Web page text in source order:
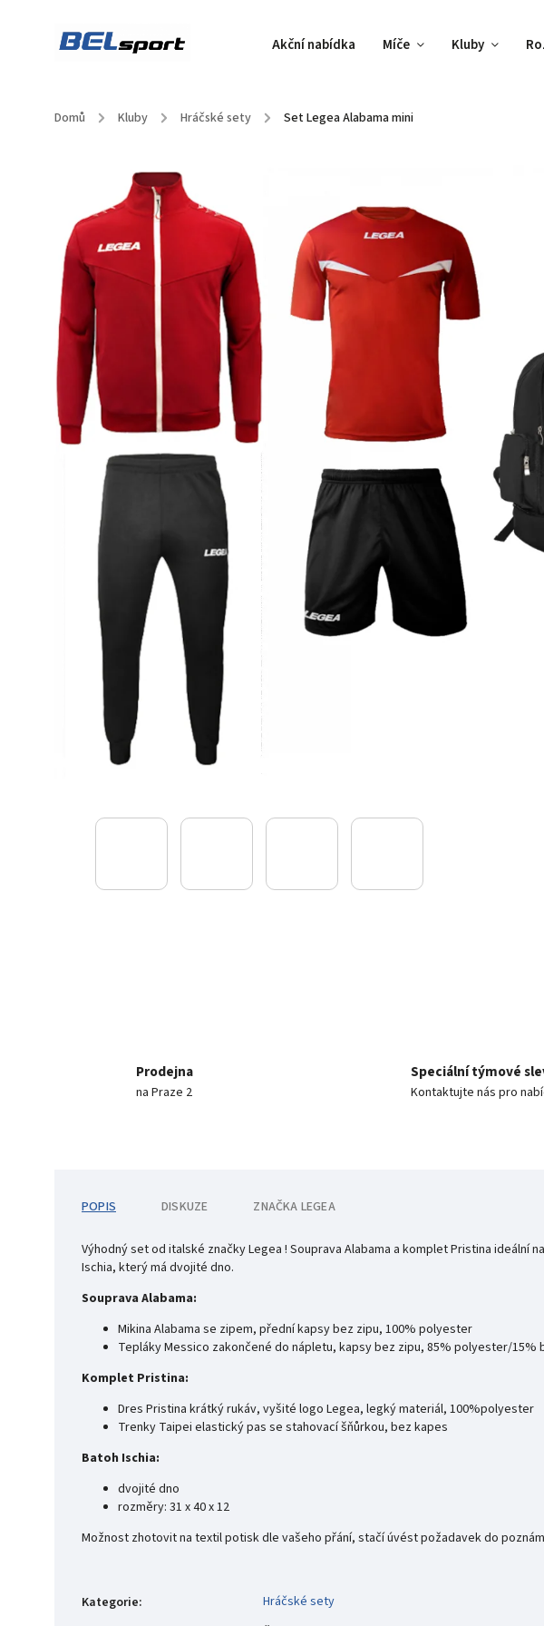
Akční nabídka Míče Kluby
Domů / Kluby / Hráčské sety / Set Legea Alabama mini
Prodejna
na Praze 2
Speciální týmové
Kontaktujte nás pro
POPIS DISKUZE ZNAČKA LEGEA
Výhodný set od italské značky Legea ! Souprava Alabama a komplet Pristina
Ischia, který má dvojité dno.
Souprava Alabama:
Mikina Alabama se zipem, přední kapsy bez zipu, 100% polyester
Tepláky Messico zakončené do nápletu, kapsy bez zipu, 85% polyester/15%
Komplet Pristina:
Dres Pristina krátký rukáv, vyšité logo Legea, legký materiál, 100%polyester
Trenky Taipei elastický pas se stahovací šňůrkou, bez kapes
Batoh Ischia:
dvojité dno
rozměry: 31 x 40 x 12
Možnost zhotovit na textil potisk dle vašeho přání, stačí úvést požadavek do
Kategorie:
Hráčské sety